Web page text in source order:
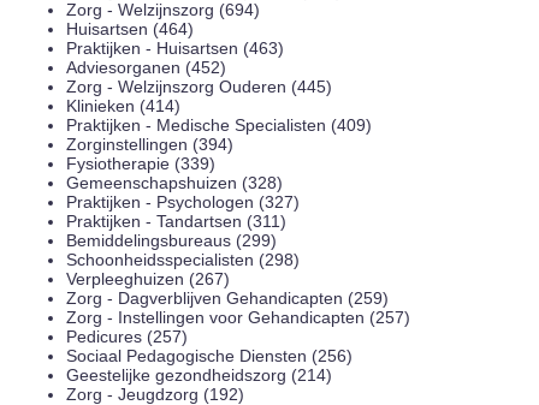
Zorg - Welzijnszorg (694)
Huisartsen (464)
Praktijken - Huisartsen (463)
Adviesorganen (452)
Zorg - Welzijnszorg Ouderen (445)
Klinieken (414)
Praktijken - Medische Specialisten (409)
Zorginstellingen (394)
Fysiotherapie (339)
Gemeenschapshuizen (328)
Praktijken - Psychologen (327)
Praktijken - Tandartsen (311)
Bemiddelingsbureaus (299)
Schoonheidsspecialisten (298)
Verpleeghuizen (267)
Zorg - Dagverblijven Gehandicapten (259)
Zorg - Instellingen voor Gehandicapten (257)
Pedicures (257)
Sociaal Pedagogische Diensten (256)
Geestelijke gezondheidszorg (214)
Zorg - Jeugdzorg (192)